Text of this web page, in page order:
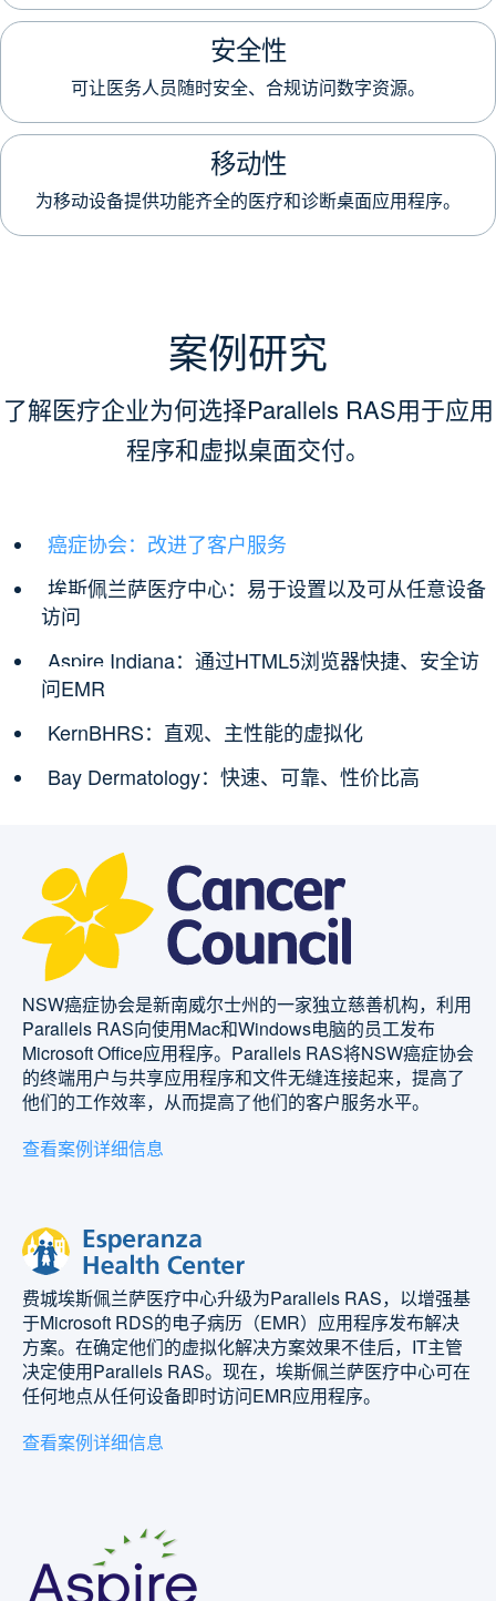
安全性
可让医务人员随时安全、合规访问数字资源。
移动性
为移动设备提供功能齐全的医疗和诊断桌面应用程序。
案例研究
了解医疗企业为何选择Parallels RAS用于应用
程序和虚拟桌面交付。
癌症协会：改进了客户服务
埃斯佩兰萨医疗中心：易于设置以及可从任意设备
访问
Aspire Indiana：通过HTML5浏览器快捷、安全访
问EMR
KernBHRS：直观、主性能的虚拟化
Bay Dermatology：快速、可靠、性价比高
NSW癌症协会是新南威尔士州的一家独立慈善机构，利用
Parallels RAS向使用Mac和Windows电脑的员工发布
Microsoft Office应用程序。Parallels RAS将NSW癌症协会
的终端用户与共享应用程序和文件无缝连接起来，提高了
他们的工作效率，从而提高了他们的客户服务水平。
查看案例详细信息
费城埃斯佩兰萨医疗中心升级为Parallels RAS，以增强基
于Microsoft RDS的电子病历（EMR）应用程序发布解决
方案。在确定他们的虚拟化解决方案效果不佳后，IT主管
决定使用Parallels RAS。现在，埃斯佩兰萨医疗中心可在
任何地点从任何设备即时访问EMR应用程序。
查看案例详细信息